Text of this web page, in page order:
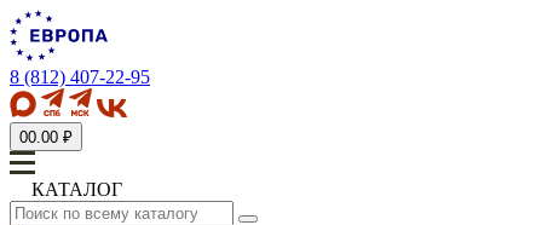
8 (812) 407-22-95
00.00 ₽
КАТАЛОГ